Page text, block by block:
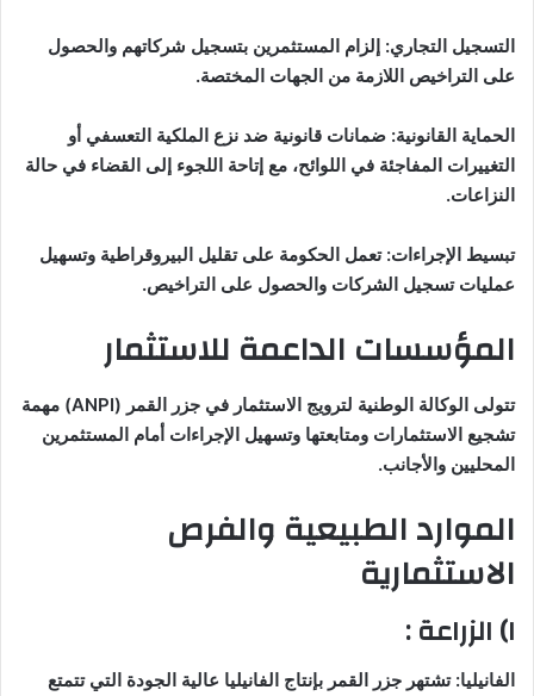
التسجيل التجاري: إلزام المستثمرين بتسجيل شركاتهم والحصول
على التراخيص اللازمة من الجهات المختصة.
الحماية القانونية: ضمانات قانونية ضد نزع الملكية التعسفي أو
التغييرات المفاجئة في اللوائح، مع إتاحة اللجوء إلى القضاء في حالة
النزاعات.
تبسيط الإجراءات: تعمل الحكومة على تقليل البيروقراطية وتسهيل
عمليات تسجيل الشركات والحصول على التراخيص.
المؤسسات الداعمة للاستثمار
تتولى الوكالة الوطنية لترويج الاستثمار في جزر القمر (ANPI) مهمة
تشجيع الاستثمارات ومتابعتها وتسهيل الإجراءات أمام المستثمرين
المحليين والأجانب.
الموارد الطبيعية والفرص
الاستثمارية
١) الزراعة :
الفانيليا: تشتهر جزر القمر بإنتاج الفانيليا عالية الجودة التي تتمتع